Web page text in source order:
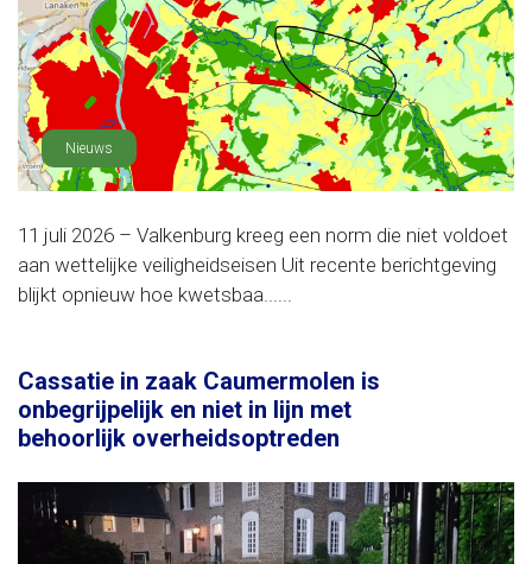
Nieuws
11 juli 2026 – Valkenburg kreeg een norm die niet voldoet
aan wettelijke veiligheidseisen Uit recente berichtgeving
blijkt opnieuw hoe kwetsbaa......
Cassatie in zaak Caumermolen is
onbegrijpelijk en niet in lijn met
behoorlijk overheidsoptreden